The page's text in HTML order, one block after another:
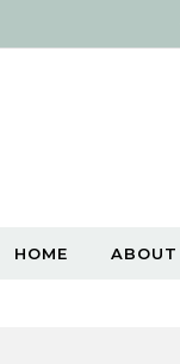
HOME ABOUT